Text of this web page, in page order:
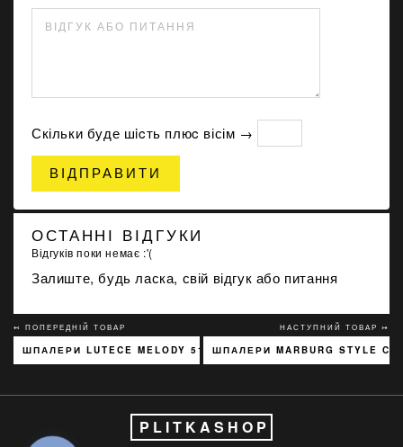
ВІДГУК АБО ПИТАННЯ
Скільки буде шicть плюc вісім →
ВІДПРАВИТИ
ОСТАННІ ВІДГУКИ
Відгуків поки немає :'(
Залиште, будь ласка, свій відгук або питання
↢ ПОПЕРЕДНІЙ ТОВАР
ШПАЛЕРИ LUTECE MELODY 51197301
НАСТУПНИЙ ТОВАР ↣
ШПАЛЕРИ MARBURG STYLE
PLITKASHOP